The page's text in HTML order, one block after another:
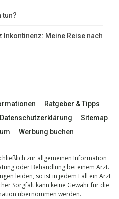
tun?
Inkontinenz: Meine Reise nach
Ratgeber & Tipps
Datenschutzerklärung
Sitemap
Werbung buchen
zur allgemeinen Information
oder Behandlung bei einem Arzt.
leiden, so ist in jedem Fall ein Arzt
Sorgfalt kann keine Gewähr für die
übernommen werden.